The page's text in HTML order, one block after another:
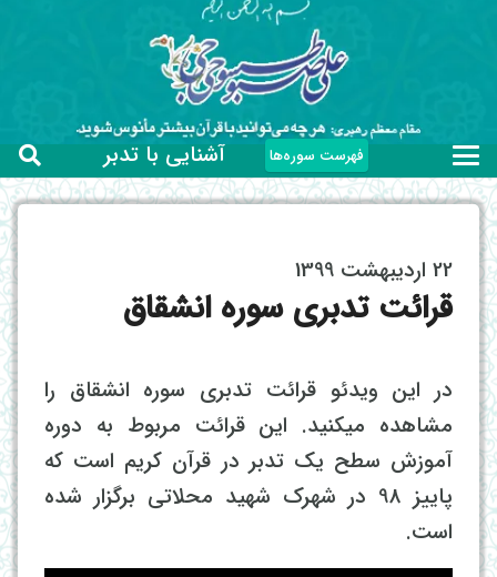
فهرست سوره‌ها آشنایی با تدبر
22 اردیبهشت 1399
قرائت تدبری سوره انشقاق
در این ویدئو قرائت تدبری سوره انشقاق را
مشاهده میکنید. این قرائت مربوط به دوره
آموزش سطح یک تدبر در قرآن کریم است که
پاییز 98 در شهرک شهید محلاتی برگزار شده
است.